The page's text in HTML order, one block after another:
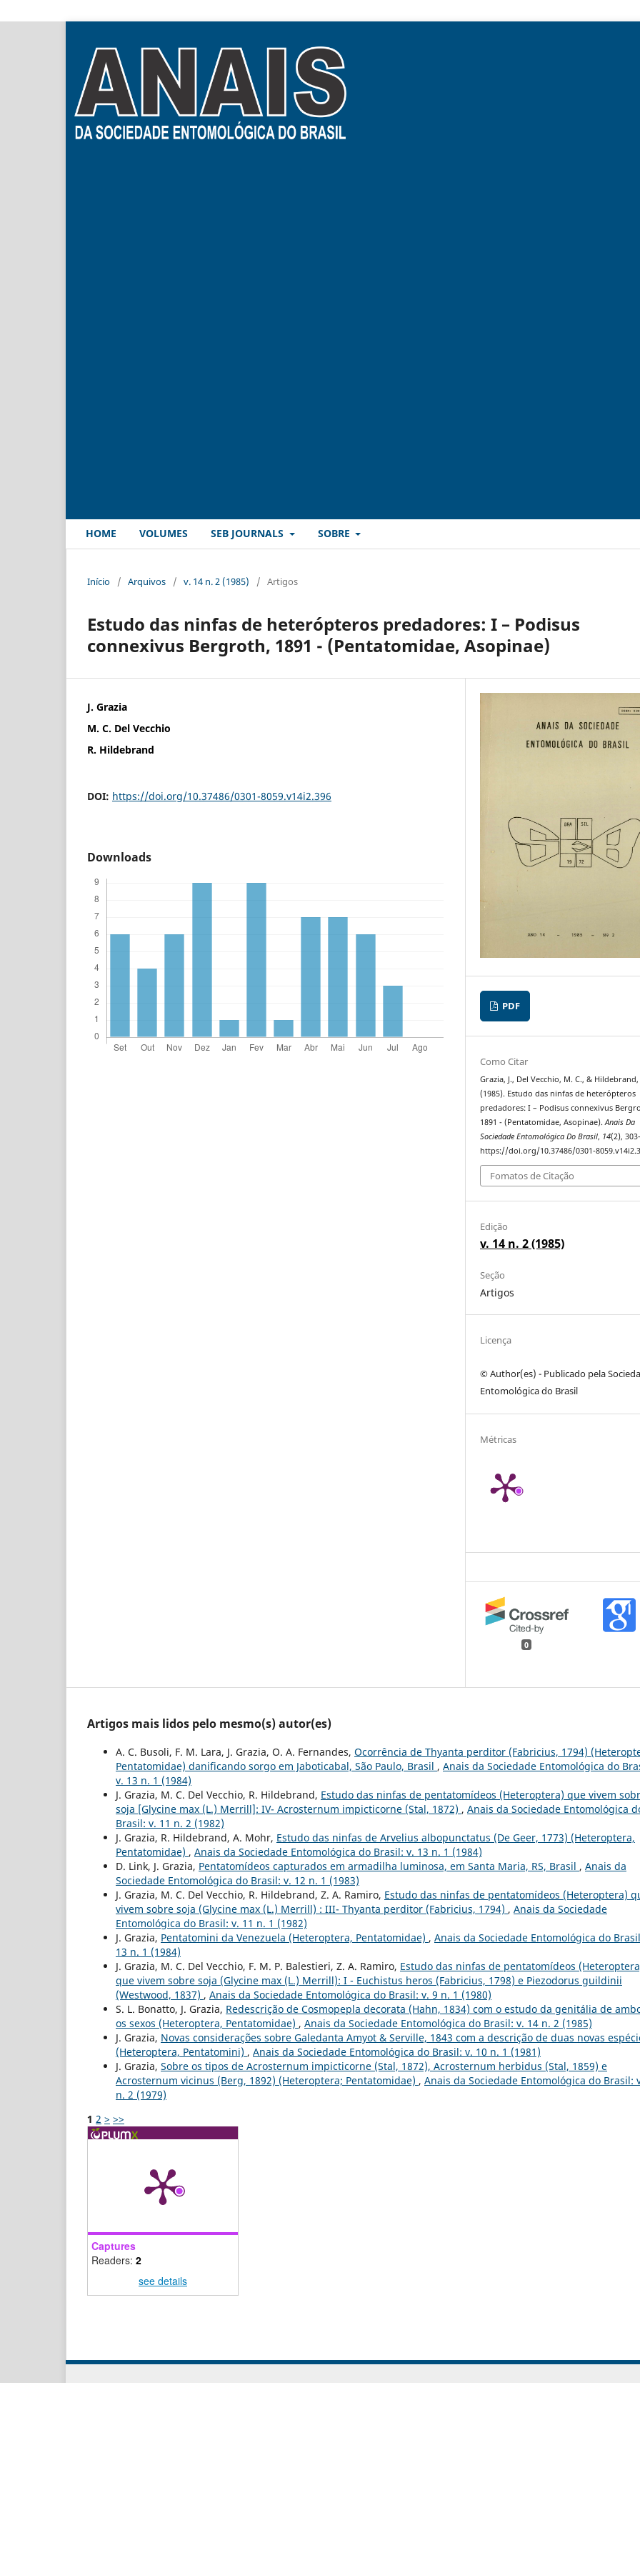
HOME VOLUMES SEB JOURNALS SOBRE
Início / Arquivos / v. 14 n. 2 (1985) / Artigos
Estudo das ninfas de heterópteros predadores: I – Podisus
connexivus Bergroth, 1891 - (Pentatomidae, Asopinae)
J. Grazia
M. C. Del Vecchio
R. Hildebrand
DOI: https://doi.org/10.37486/0301-8059.v14i2.396
Downloads
PDF
Como Citar
Grazia, J., Del Vecchio, M. C., & Hildebrand,
(1985). Estudo das ninfas de heterópteros
predadores: I – Podisus connexivus
1891 - (Pentatomidae, Asopinae).Anais Da
Sociedade Entomológica Do Brasil, 14(2),
https://doi.org/10.37486/0301-
Fomatos de Citação
Edição
v. 14 n. 2 (1985)
Seção
Artigos
Licença
© Author(es) - Publicado pela
Entomológica do Brasil
Métricas
0
Artigos mais lidos pelo mesmo(s) autor(es)
A. C. Busoli, F. M. Lara, J. Grazia, O. A. Fernandes, Ocorrência de Thyanta perditor (Fabricius, 1794)
Pentatomidae) danificando sorgo em Jaboticabal, São Paulo, Brasil , Anais da Sociedade Entomológica do
v. 13 n. 1 (1984)
J. Grazia, M. C. Del Vecchio, R. Hildebrand, Estudo das ninfas de pentatomídeos (Heteroptera) que vivem
soja [Glycine max (L.) Merrill]: IV- Acrosternum impicticorne (Stal, 1872) , Anais da Sociedade Entomológica
Brasil: v. 11 n. 2 (1982)
J. Grazia, R. Hildebrand, A. Mohr, Estudo das ninfas de Arvelius albopunctatus (De Geer, 1773) (Heteroptera,
Pentatomidae) , Anais da Sociedade Entomológica do Brasil: v. 13 n. 1 (1984)
D. Link, J. Grazia, Pentatomídeos capturados em armadilha luminosa, em Santa Maria, RS, Brasil , Anais da
Sociedade Entomológica do Brasil: v. 12 n. 1 (1983)
J. Grazia, M. C. Del Vecchio, R. Hildebrand, Z. A. Ramiro, Estudo das ninfas de pentatomídeos (Heteroptera)
vivem sobre soja (Glycine max (L.) Merrill) : III- Thyanta perditor (Fabricius, 1794) , Anais da Sociedade
Entomológica do Brasil: v. 11 n. 1 (1982)
J. Grazia, Pentatomini da Venezuela (Heteroptera, Pentatomidae) , Anais da Sociedade Entomológica do
13 n. 1 (1984)
J. Grazia, M. C. Del Vecchio, F. M. P. Balestieri, Z. A. Ramiro, Estudo das ninfas de pentatomídeos
que vivem sobre soja (Glycine max (L.) Merrill): I - Euchistus heros (Fabricius, 1798) e Piezodorus guildinii
(Westwood, 1837) , Anais da Sociedade Entomológica do Brasil: v. 9 n. 1 (1980)
S. L. Bonatto, J. Grazia, Redescrição de Cosmopepla decorata (Hahn, 1834) com o estudo da genitália de
os sexos (Heteroptera, Pentatomidae) , Anais da Sociedade Entomológica do Brasil: v. 14 n. 2 (1985)
J. Grazia, Novas considerações sobre Galedanta Amyot & Serville, 1843 com a descrição de duas novas
(Heteroptera, Pentatomini) , Anais da Sociedade Entomológica do Brasil: v. 10 n. 1 (1981)
J. Grazia, Sobre os tipos de Acrosternum impicticorne (Stal, 1872), Acrosternum herbidus (Stal, 1859) e
Acrosternum vicinus (Berg, 1892) (Heteroptera; Pentatomidae) , Anais da Sociedade Entomológica do Brasil:
n. 2 (1979)
1 2 > >>
Captures
Readers: 2
see details